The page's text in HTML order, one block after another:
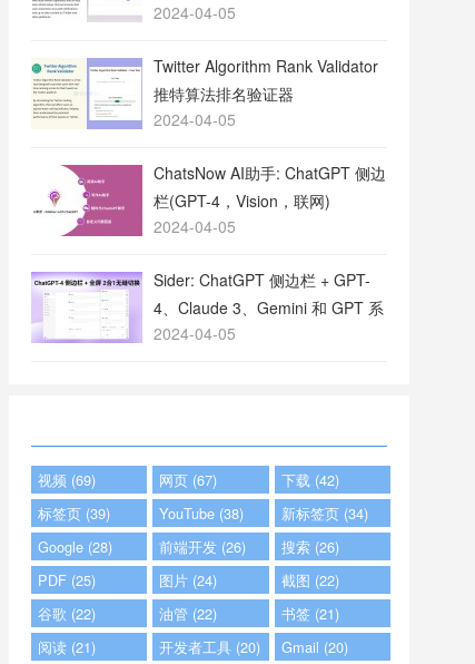
2024-04-05
Twitter Algorithm Rank Validator
推特算法排名验证器
2024-04-05
ChatsNow AI助手: ChatGPT 侧边
栏(GPT-4，Vision，联网)
2024-04-05
Sider: ChatGPT 侧边栏 + GPT-
4、Claude 3、Gemini 和 GPT 系
列
2024-04-05
视频 (69) 网页 (67)
下载 (42)
标签页 (39)
YouTube (38)
新标签页 (34)
Google (28)
前端开发 (26)
搜索 (26)
PDF (25)
图片 (24)
截图 (22)
谷歌 (22)
油管 (22)
书签 (21)
阅读 (21)
开发者工具 (20)
Gmail (20)